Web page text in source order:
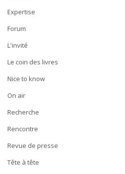
Expertise
Forum
L'invité
Le coin des livres
Nice to know
On air
Recherche
Rencontre
Revue de presse
Tête à tête